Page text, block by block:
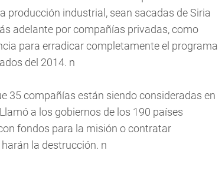
producción industrial, sean sacadas de Siria
adelante por compañías privadas, como
para erradicar completamente el programa
del 2014. n
35 compañías están siendo consideradas en
a los gobiernos de los 190 países
fondos para la misión o contratar
la destrucción. n